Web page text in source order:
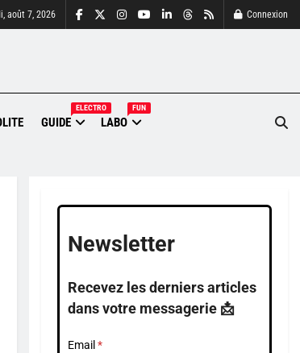
août 7, 2026 Connexion
GUIDE
ELECTRO
LABO
FUN
Newsletter
Recevez les derniers articles
dans votre messagerie 📩
Email